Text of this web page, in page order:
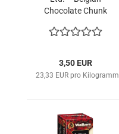
Chocolate Chunk
3,50 EUR
23,33 EUR pro Kilogramm